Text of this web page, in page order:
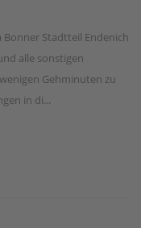
Stadtteil Endenich
alle sonstigen
Gehminuten zu
in di...